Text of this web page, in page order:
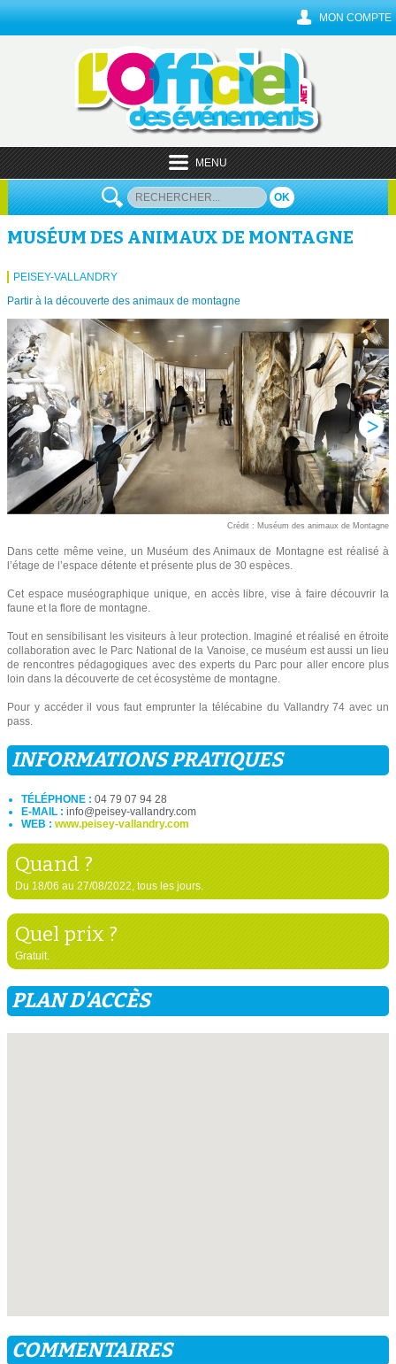
MON COMPTE
MENU
OK
MUSÉUM DES ANIMAUX DE MONTAGNE
PEISEY-VALLANDRY
Partir à la découverte des animaux de montagne
Crédit : Muséum des animaux de Montagne
Dans cette même veine, un Muséum des Animaux de Montagne est réalisé à
l’étage de l’espace détente et présente plus de 30 espèces.
Cet espace muséographique unique, en accès libre, vise à faire découvrir la
faune et la flore de montagne.
Tout en sensibilisant les visiteurs à leur protection. Imaginé et réalisé en étroite
collaboration avec le Parc National de la Vanoise, ce muséum est aussi un lieu
de rencontres pédagogiques avec des experts du Parc pour aller encore plus
loin dans la découverte de cet écosystème de montagne.
Pour y accéder il vous faut emprunter la télécabine du Vallandry 74 avec un
pass.
INFORMATIONS PRATIQUES
TÉLÉPHONE : 04 79 07 94 28
E-MAIL : info@peisey-vallandry.com
WEB : www.peisey-vallandry.com
Quand ?
Du 18/06 au 27/08/2022, tous les jours.
Quel prix ?
Gratuit.
PLAN D'ACCÈS
COMMENTAIRES